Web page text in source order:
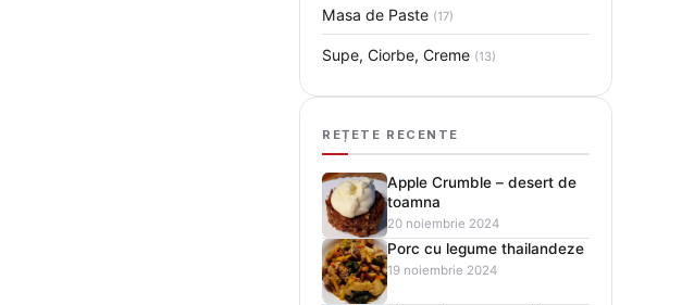
Masa de Paste (17)
Supe, Ciorbe, Creme (13)
REȚETE RECENTE
Apple Crumble – desert de
toamna
20 noiembrie 2024
Porc cu legume thailandeze
19 noiembrie 2024